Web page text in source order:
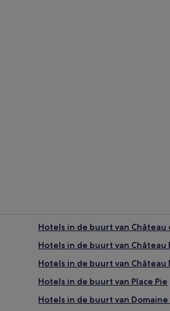
Hotels in de buurt van Château
Hotels in de buurt van Château
Hotels in de buurt van Château
Hotels in de buurt van Place Pie
Hotels in de buurt van